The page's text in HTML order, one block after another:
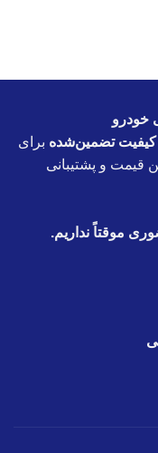
خودرو
کیفیت تضمین‌شده برای
قیمت و پشتیبانی
موقتاً نداریم.